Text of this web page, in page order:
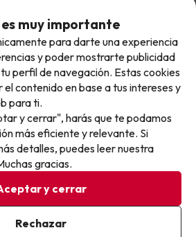
al siguiente.
pero cada día lanzamos
para viajar mejor y pagar
no se te escape.
Ya estoy suscrito
clientes
© Buscounchollo.com 2010 -
muy importante
para darte una experiencia
y poder mostrarte publicidad
perfil de navegación. Estas cookies
contenido en base a tus intereses y
para ti.
y cerrar", harás que te podamos
más eficiente y relevante. Si
detalles, puedes leer nuestra
gracias.
y cerrar
Rechazar